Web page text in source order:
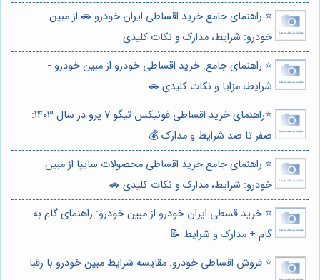
⭐️ راهنمای جامع خرید اقساطی ایران خودرو 🚗 از مبین
خودرو: شرایط، مدارک و نکات کلیدی
⭐️ راهنمای جامع: خرید اقساطی خودرو از مبین خودرو -
شرایط، مزایا و نکات کلیدی 🚗
⭐️راهنمای خرید اقساطی فونیکس تیگو 7 پرو در سال 1403:
صفر تا صد شرایط و مدارک 💰
⭐️ راهنمای جامع خرید اقساطی محصولات سایپا از مبین
خودرو: شرایط، مدارک و نکات کلیدی 🚗
⭐️ خرید قسطی ایران خودرو از مبین خودرو: راهنمای گام به
گام + مدارک و شرایط 📝
⭐️ فروش اقساطی خودرو: مقایسه شرایط مبین خودرو با رقبا